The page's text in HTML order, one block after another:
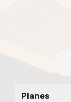
Planes